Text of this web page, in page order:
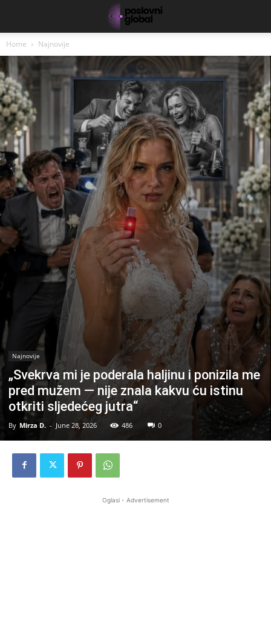
Home Najnovije
Najnovije
„Svekrva mi je poderala haljinu i ponizila me
pred mužem — nije znala kakvu ću istinu
otkriti sljedećeg jutra“
By Mirza D. - June 28, 2026 486 0
Oglasi - Advertisement